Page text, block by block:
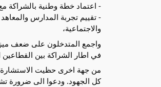
- اعتماد خطة وطنية بالشراكة
- تقييم تجربة المدارس
والاجتماعية،
واجمع المتدخلون على ضعف
في اطار الشراكة بين القطاعين
من جهة اخرى حظيت الاستشارة
كل الجهود. ودعوا الى ضرورة